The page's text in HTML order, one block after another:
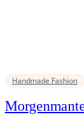
Handmade Fashion